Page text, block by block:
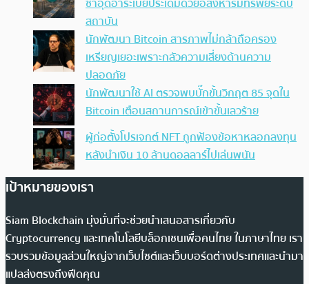
ซาอุดีอาระเบียประเดิมด้วยอสังหาริมทรัพย์ระดับ
สถาบัน
นักพัฒนา Bitcoin สารภาพไม่กล้าถือครอง
เหรียญเยอะเพราะกลัวความเสี่ยงด้านความ
ปลอดภัย
นักพัฒนาใช้ AI ตรวจพบบั๊กขั้นวิกฤต 85 จุดใน
Bitcoin เตือนสถานการณ์เข้าขั้นเลวร้าย
ผู้ก่อตั้งโปรเจกต์ NFT ถูกฟ้องข้อหาหลอกลงทุน
หลังนำเงิน 10 ล้านดอลลาร์ไปเล่นพนัน
เป้าหมายของเรา
Siam Blockchain มุ่งมั่นที่จะช่วยนำเสนอสารเกี่ยวกับ
Cryptocurrency และเทคโนโลยีบล็อกเชนเพื่อคนไทย ในภาษาไทย เรา
รวบรวมข้อมูลส่วนใหญ่จากเว็บไซต์และเว็บบอร์ดต่างประเทศและนำมา
แปลส่งตรงถึงฟีดคุณ